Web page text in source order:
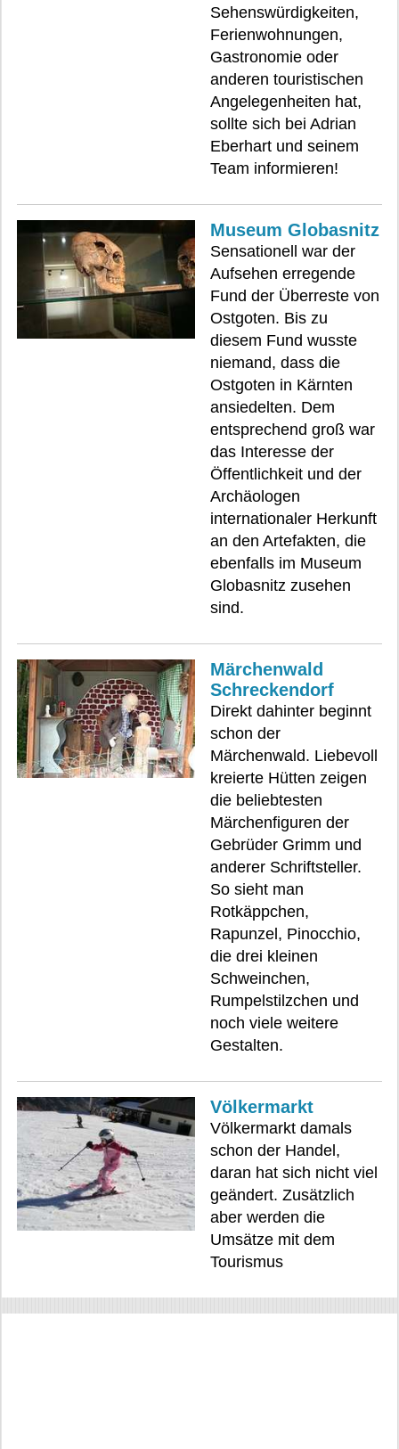
Sehenswürdigkeiten,
Ferienwohnungen,
Gastronomie oder
anderen touristischen
Angelegenheiten hat,
sollte sich bei Adrian
Eberhart und seinem
Team informieren!
Museum Globasnitz
Sensationell war der
Aufsehen erregende
Fund der Überreste von
Ostgoten. Bis zu
diesem Fund wusste
niemand, dass die
Ostgoten in Kärnten
ansiedelten. Dem
entsprechend groß war
das Interesse der
Öffentlichkeit und der
Archäologen
internationaler Herkunft
an den Artefakten, die
ebenfalls im Museum
Globasnitz zusehen
sind.
Märchenwald
Schreckendorf
Direkt dahinter beginnt
schon der
Märchenwald. Liebevoll
kreierte Hütten zeigen
die beliebtesten
Märchenfiguren der
Gebrüder Grimm und
anderer Schriftsteller.
So sieht man
Rotkäppchen,
Rapunzel, Pinocchio,
die drei kleinen
Schweinchen,
Rumpelstilzchen und
noch viele weitere
Gestalten.
Völkermarkt
Völkermarkt damals
schon der Handel,
daran hat sich nicht viel
geändert. Zusätzlich
aber werden die
Umsätze mit dem
Tourismus